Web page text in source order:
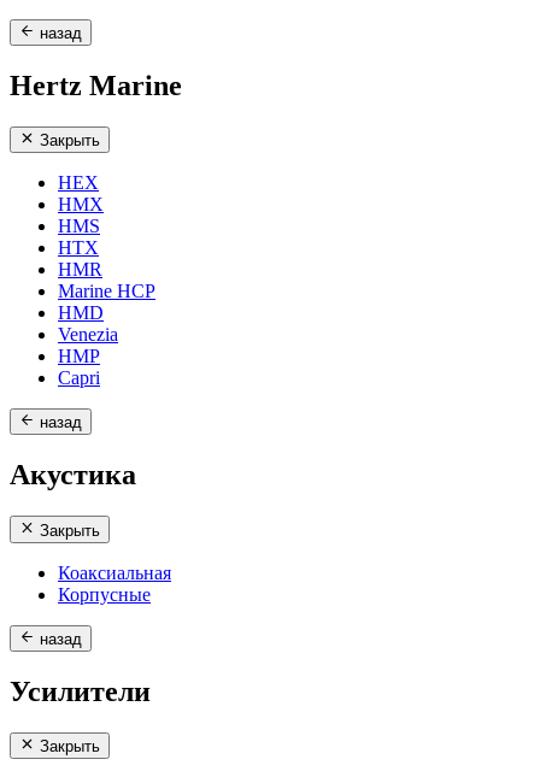
назад
Hertz Marine
Закрыть
HEX
HMX
HMS
HTX
HMR
Marine HCP
HMD
Venezia
HMP
Capri
назад
Акустика
Закрыть
Коаксиальная
Корпусные
назад
Усилители
Закрыть